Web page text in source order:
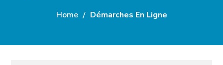
Home Démarches En Ligne